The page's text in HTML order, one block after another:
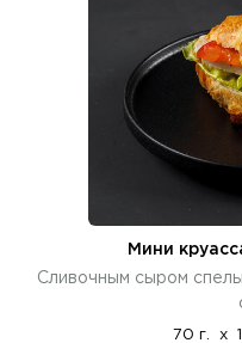
Мини
Сливочным сыром
70 г. x